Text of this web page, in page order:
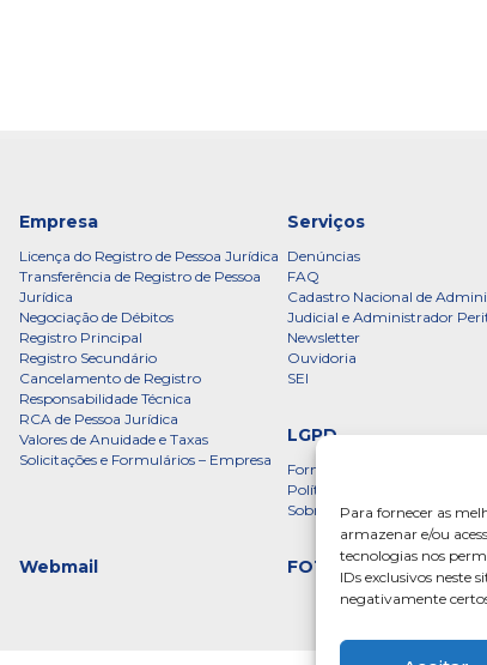
Para fornecer as
armazenar e/ou
tecnologias nos
IDs exclusivos neste
negativamente
Empresa
Licença do Registro de Pessoa Jurídica
Transferência de Registro de Pessoa
Jurídica
Negociação de Débitos
Registro Principal
Registro Secundário
Cancelamento de Registro
Responsabilidade Técnica
RCA de Pessoa Jurídica
Valores de Anuidade e Taxas
Solicitações e Formulários – Empresa
Serviços
Denúncias
FAQ
Cadastro Nacional de
Judicial e Administrador
Newsletter
Ouvidoria
SEI
LGPD
Formulário
Política de Privacidade –
Sobre a LGPD
FOTOS
Webmail